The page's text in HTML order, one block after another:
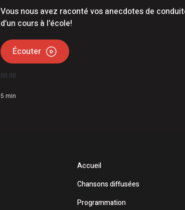
Vous nous avez raconté vos anecdotes de
d’un cours à l’école!
Écouter
00:00
5 min
Accueil
Chansons diffusées
Programmation